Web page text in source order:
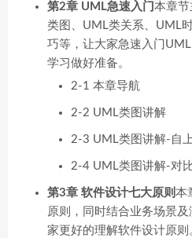
第2章 UML急速入门 本章
类图、UML类关系、UML
巧等，让大家急速入门
学习做好准备。
2-1 本章导航
2-2 UML类图讲解
2-3 UML类图讲解-自
2-4 UML类图讲解-对
第3章 软件设计七大原则 本
原则，同时结合业务场景
家更好的理解软件设计原则